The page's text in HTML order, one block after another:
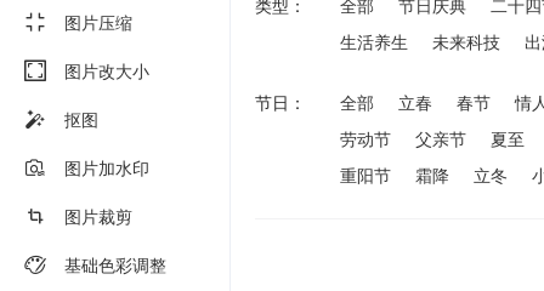
图片压缩
图片改大小
抠图
图片加水印
图片裁剪
基础色彩调整
生活养生
未来科技
节日： 全部 立春 春节
情
劳动节
父亲节
夏至
重阳节
霜降 立冬